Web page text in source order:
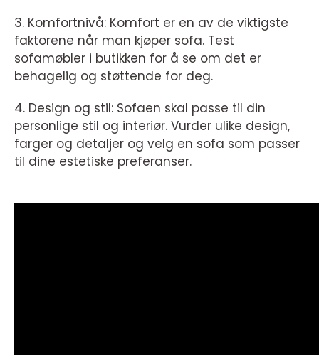
3. Komfortnivå: Komfort er en av de viktigste
faktorene når man kjøper sofa. Test
sofamøbler i butikken for å se om det er
behagelig og støttende for deg.
4. Design og stil: Sofaen skal passe til din
personlige stil og interiør. Vurder ulike design,
farger og detaljer og velg en sofa som passer
til dine estetiske preferanser.